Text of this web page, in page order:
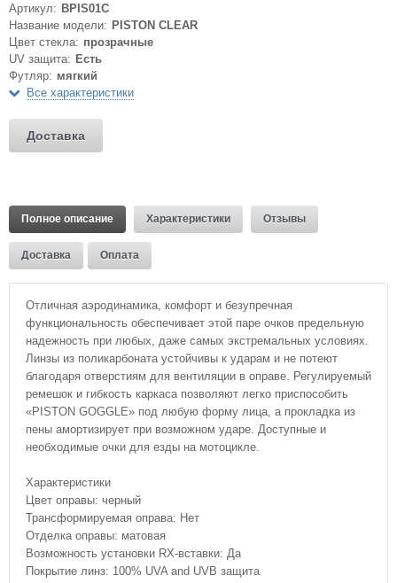
Артикул: BPIS01C
Название модели: PISTON CLEAR
Цвет стекла: прозрачные
UV защита: Есть
Футляр: мягкий
Все характеристики
Доставка
Полное описание Характеристики Отзывы
Доставка Оплата
Отличная аэродинамика, комфорт и безупречная
функциональность обеспечивает этой паре очков предельную
надежность при любых, даже самых экстремальных условиях.
Линзы из поликарбоната устойчивы к ударам и не потеют
благодаря отверстиям для вентиляции в оправе. Регулируемый
ремешок и гибкость каркаса позволяют легко приспособить
«PISTON GOGGLE» под любую форму лица, а прокладка из
пены амортизирует при возможном ударе. Доступные и
необходимые очки для езды на мотоцикле.
Характеристики
Цвет оправы: черный
Трансформируемая оправа: Нет
Отделка оправы: матовая
Возможность установки RX-вставки: Да
Покрытие линз: 100% UVA and UVB защита